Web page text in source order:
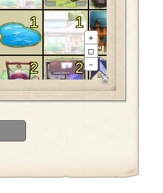
1
2 2
1
＋
□
－